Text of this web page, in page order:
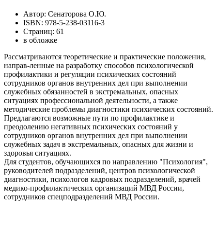
Автор: Сенаторова О.Ю.
ISBN: 978-5-238-03116-3
Страниц: 61
в обложке
Рассматриваются теоретические и практические положения,
направ-ленные на разработку способов психологической
профилактики и регуляции психических состояний
сотрудников органов внутренних дел при выполнении
служебных обязанностей в экстремальных, опасных
ситуациях профессиональной деятельности, а также
методические проблемы диагностики психических состояний.
Предлагаются возможные пути по профилактике и
преодолению негативных психических состояний у
сотрудников органов внутренних дел при выполнении
служебных задач в экстремальных, опасных для жизни и
здоровья ситуациях.
Для студентов, обучающихся по направлению "Психология",
руководителей подразделений, центров психологической
диагностики, психологов кадровых подразделений, врачей
медико-профилактических организаций МВД России,
сотрудников спецподразделений МВД России.